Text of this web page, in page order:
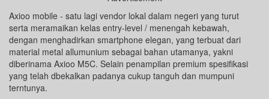
Axioo mobile - satu lagi vendor lokal dalam negeri yang turut
serta meramaikan kelas entry-level / menengah kebawah,
dengan menghadirkan smartphone elegan, yang terbuat dari
material metal allumunium sebagai bahan utamanya, yakni
diberinama Axioo M5C. Selain penampilan premium spesifikasi
yang telah dbekalkan padanya cukup tanguh dan mumpuni
terntunya.